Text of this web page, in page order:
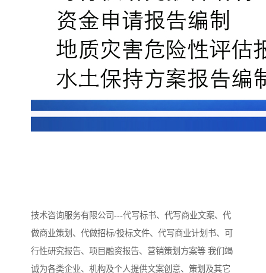
技术咨询服务有限公司---代写标书、代写商业文案、代
做商业策划、代做招标/投标文件、代写商业计划书、可
行性研究报告、项目融资报告、营销策划方案等 我们竭
诚为各类企业、机构及个人提供文案创意、策划及其它